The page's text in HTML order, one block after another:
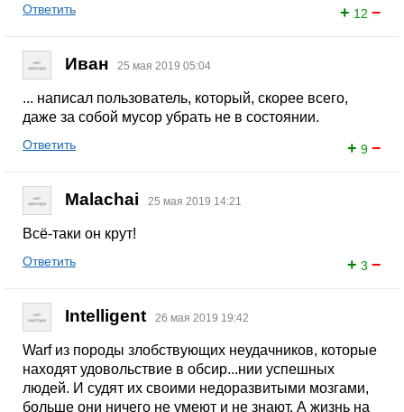
+ 12 −
Ответить
Иван 25 мая 2019 05:04
... написал пользователь, который, скорее всего,
даже за собой мусор убрать не в состоянии.
+ 9 −
Ответить
Malachai 25 мая 2019 14:21
Всё-таки он крут!
+ 3 −
Ответить
Intelligent 26 мая 2019 19:42
Warf из породы злобствующих неудачников, которые
находят удовольствие в обсир...нии успешных
людей. И судят их своими недоразвитыми мозгами,
больше они ничего не умеют и не знают. А жизнь на